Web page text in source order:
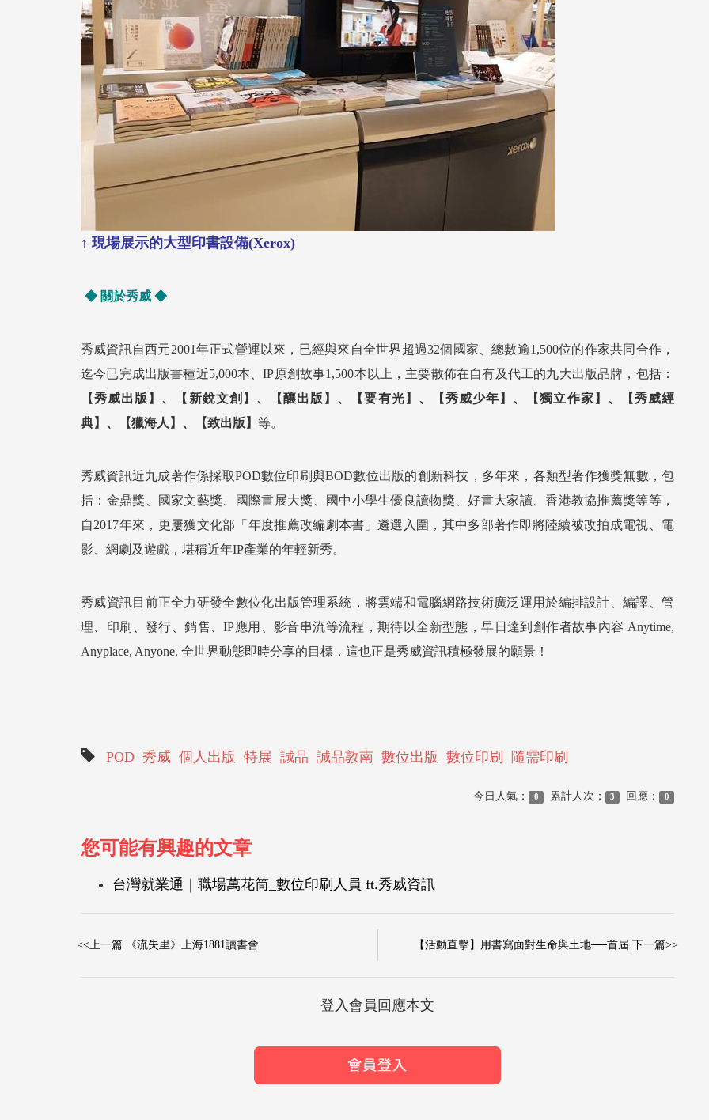
↑ 現場展示的大型印書設備(Xerox)
◆ 關於秀威 ◆
秀威資訊自西元2001年正式營運以來，已經與來自全世界超過32個國家、總數逾1,500位的作家共同合作，
迄今已完成出版書種近5,000本、IP原創故事1,500本以上，主要散佈在自有及代工的九大出版品牌，包括：
【秀威出版】、【新銳文創】、【釀出版】、【要有光】、【秀威少年】、【獨立作家】、【秀威經
典】、【獵海人】、【致出版】 等。
秀威資訊近九成著作係採取POD數位印刷與BOD數位出版的創新科技，多年來，各類型著作獲獎無數，包
括：金鼎獎、國家文藝獎、國際書展大獎、國中小學生優良讀物獎、好書大家讀、香港教協推薦獎等等，
自2017年來，更屢獲文化部「年度推薦改編劇本書」遴選入圍，其中多部著作即將陸續被改拍成電視、電
影、網劇及遊戲，堪稱近年IP產業的年輕新秀。
秀威資訊目前正全力研發全數位化出版管理系統，將雲端和電腦網路技術廣泛運用於編排設計、編譯、管
理、印刷、發行、銷售、IP應用、影音串流等流程，期待以全新型態，早日達到創作者故事內容 Anytime,
Anyplace, Anyone, 全世界動態即時分享的目標，這也正是秀威資訊積極發展的願景！
POD 秀威 個人出版 特展 誠品 誠品敦南 數位出版 數位印刷 隨需印刷
今日人氣： 0 累計人次： 3 回應： 0
您可能有興趣的文章
台灣就業通｜職場萬花筒_數位印刷人員 ft.秀威資訊
<<上一篇 《流失里》上海1881讀書會 【活動直擊】用書寫面對生命與土地──首屆 下一篇>>
登入會員回應本文